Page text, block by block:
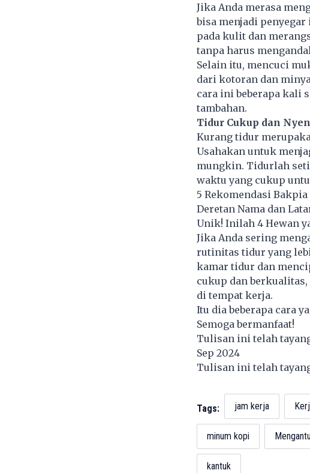
Jika Anda merasa
bisa menjadi
pada kulit dan
tanpa harus
Selain itu, mencuci
dari kotoran dan
cara ini beberapa kali
tambahan.
Tidur Cukup dan
Kurang tidur
Usahakan untuk
mungkin. Tidurlah
waktu yang cukup
5 Rekomendasi
Deretan Nama dan
Unik! Inilah 4 Hewan
Jika Anda sering
rutinitas tidur yang
kamar tidur dan
cukup dan
di tempat kerja.
Itu dia beberapa cara
Semoga bermanfaat!
Tulisan ini telah
Sep 2024
Tulisan ini telah
Tags: jam kerja
minum kopi
kantuk